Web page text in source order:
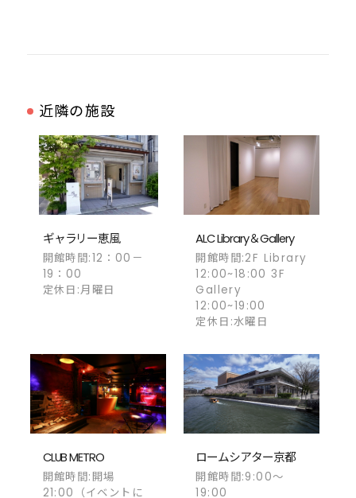
近隣の施設
ギャラリー恵風
開館時間:12：00－
19：00
定休日:月曜日
ALC Library＆Gallery
開館時間:2F Library
12:00~18:00 3F
Gallery
12:00~19:00
定休日:水曜日
CLUB METRO
開館時間:開場
21:00（イベントに
ロームシアター京都
開館時間:9:00～
19:00